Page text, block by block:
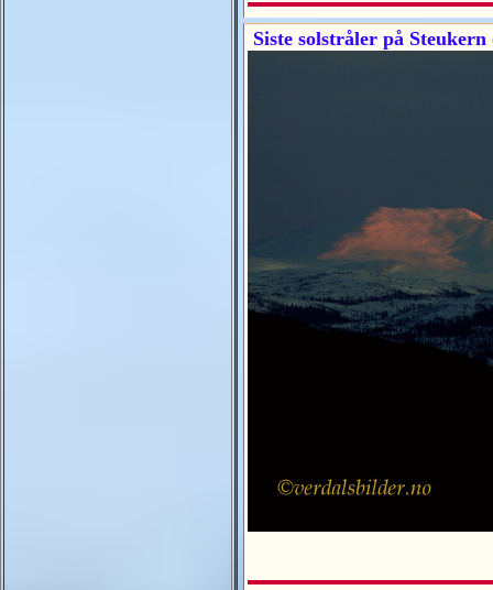
Siste solstråler på